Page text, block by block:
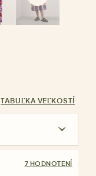
TABUĽKA VEĽKOSTÍ
7 HODNOTENÍ